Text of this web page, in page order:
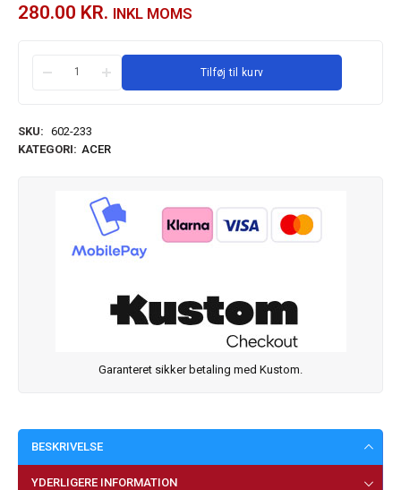
280.00 KR. INKL MOMS
Tilføj til kurv
SKU: 602-233
KATEGORI: ACER
Garanteret sikker betaling med Kustom.
BESKRIVELSE
YDERLIGERE INFORMATION